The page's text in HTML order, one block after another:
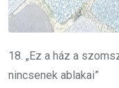
18. „Ez a ház a
nincsenek ablakai”